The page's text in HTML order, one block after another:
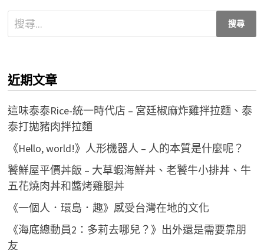
搜
尋
字:
近期文章
這味泰泰Rice-統一時代店 – 宮廷椒麻炸雞拌拉麵、泰
泰打拋豬肉拌拉麵
《Hello, world!》人形機器人 – 人的本質是什麼呢？
饕鮮屋平價丼飯 – 大草蝦海鮮丼、老饕牛小排丼、牛
五花燒肉丼和醬烤雞腿丼
《一個人．環島．趣》感受台灣在地的文化
《海底總動員2：多莉去哪兒？》出外還是需要靠朋
友